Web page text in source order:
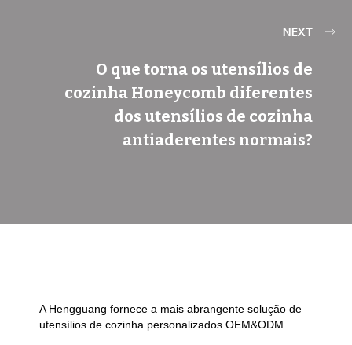
NEXT
O que torna os utensílios de
cozinha Honeycomb diferentes
dos utensílios de cozinha
antiaderentes normais?
A Hengguang fornece a mais abrangente solução de
utensílios de cozinha personalizados OEM&ODM.